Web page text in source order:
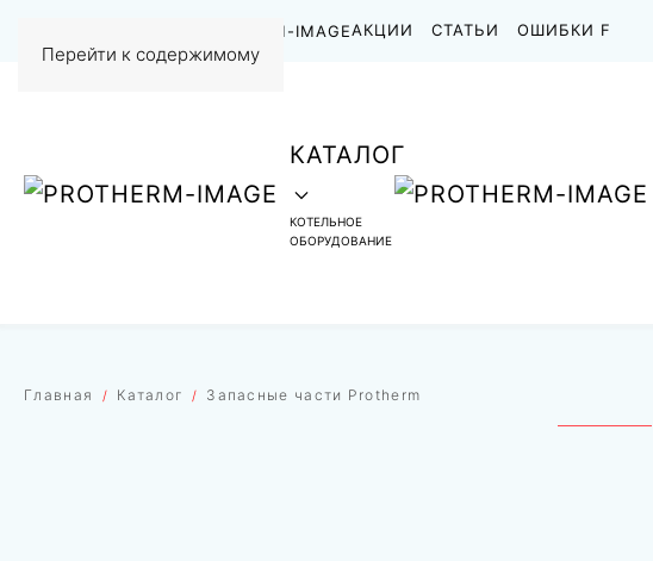
Перейти к содержимому
АКЦИИ СТАТЬИ ОШИБКИ F
КАТАЛОГ
КОТЕЛЬНОЕ
ОБОРУДОВАНИЕ
Главная Каталог Запасные части Protherm